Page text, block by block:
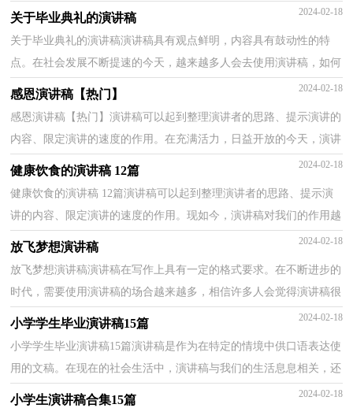
讲稿吗？以下是小编帮大家整理的冬季安全演讲稿，欢迎...
关于毕业典礼的演讲稿 2024-02-18
关于毕业典礼的演讲稿演讲稿具有观点鲜明，内容具有鼓动性的特
点。在社会发展不断提速的今天，越来越多人会去使用演讲稿，如何
写一份恰当的演讲稿呢？以下是小编整理的关于毕业典礼...
感恩演讲稿【热门】 2024-02-18
感恩演讲稿【热门】演讲稿可以起到整理演讲者的思路、提示演讲的
内容、限定演讲的速度的作用。在充满活力，日益开放的今天，演讲
稿在我们的视野里出现的频率越来越高，你知道演讲...
健康饮食的演讲稿 12篇 2024-02-18
健康饮食的演讲稿 12篇演讲稿可以起到整理演讲者的思路、提示演
讲的内容、限定演讲的速度的作用。现如今，演讲稿对我们的作用越
来越大，你所见过的演讲稿是什么样的呢？下面是小...
放飞梦想演讲稿 2024-02-18
放飞梦想演讲稿演讲稿在写作上具有一定的格式要求。在不断进步的
时代，需要使用演讲稿的场合越来越多，相信许多人会觉得演讲稿很
难写吧，以下是小编为大家收集的放飞梦想演讲稿，仅...
小学学生毕业演讲稿15篇 2024-02-18
小学学生毕业演讲稿15篇演讲稿是作为在特定的情境中供口语表达使
用的文稿。在现在的社会生活中，演讲稿与我们的生活息息相关，还
是对演讲稿一筹莫展吗？下面是小编为大家整理的小...
小学生演讲稿合集15篇 2024-02-18